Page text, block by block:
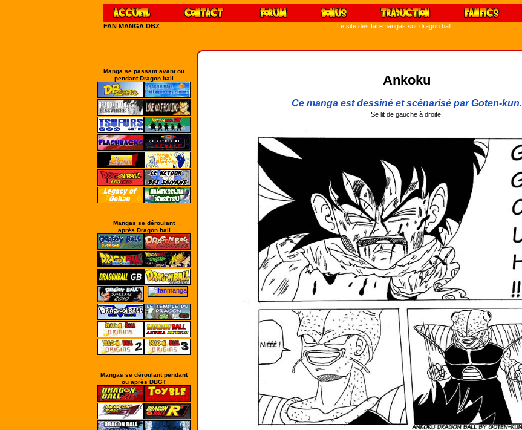
FAN MANGA DBZ Le site des fan-mangas sur dragon ball
Manga se passant avant ou
pendant Dragon ball
Mangas se déroulant
après Dragon ball
Mangas se déroulant pendant
ou après DBGT
Ankoku
Ce manga est dessiné et scénarisé par Goten-kun.
Se lit de gauche à droite.